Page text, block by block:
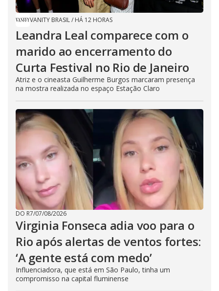
VANITY BRASIL/ HÁ 12 HORAS
Leandra Leal comparece com o
marido ao encerramento do
Curta Festival no Rio de Janeiro
Atriz e o cineasta Guilherme Burgos marcaram presença
na mostra realizada no espaço Estação Claro
DO R7/07/08/2026
Virginia Fonseca adia voo para o
Rio após alertas de ventos fortes:
‘A gente está com medo’
Influenciadora, que está em São Paulo, tinha um
compromisso na capital fluminense